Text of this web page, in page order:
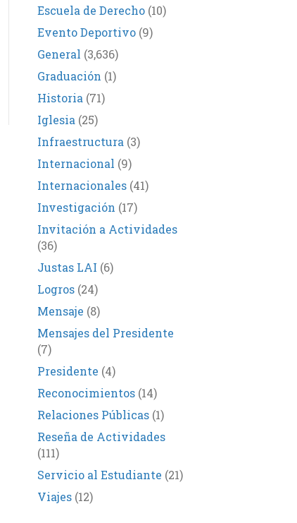
Escuela de Derecho(10)
Evento Deportivo(9)
General (3,636)
Graduación (1)
Historia (71)
Iglesia (25)
Infraestructura (3)
Internacional (9)
Internacionales(41)
Investigación (17)
Invitación a Actividades
(36)
Justas LAI (6)
Logros(24)
Mensaje (8)
Mensajes del Presidente
(7)
Presidente (4)
Reconocimientos(14)
Relaciones Públicas(1)
Reseña de Actividades
(111)
Servicio al Estudiante (21)
Viajes(12)